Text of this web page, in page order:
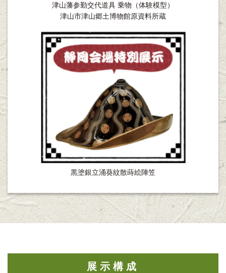
津山藩参勤交代道具 乗物（体験模型）
津山市津山郷土博物館原資料所蔵
黒塗銀立涌葵紋散蒔絵陣笠
展示構成